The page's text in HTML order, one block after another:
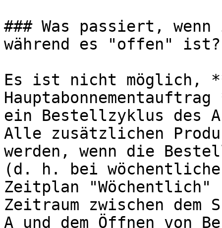
### Was passiert, wenn
während es "offen" ist?
Es ist nicht möglich,
ein Bestellzyklus des
Alle zusätzlichen
werden, wenn die
(d. h. bei
Zeitplan "Wöchentlich"
Zeitraum zwischen
A und dem Öffnen von